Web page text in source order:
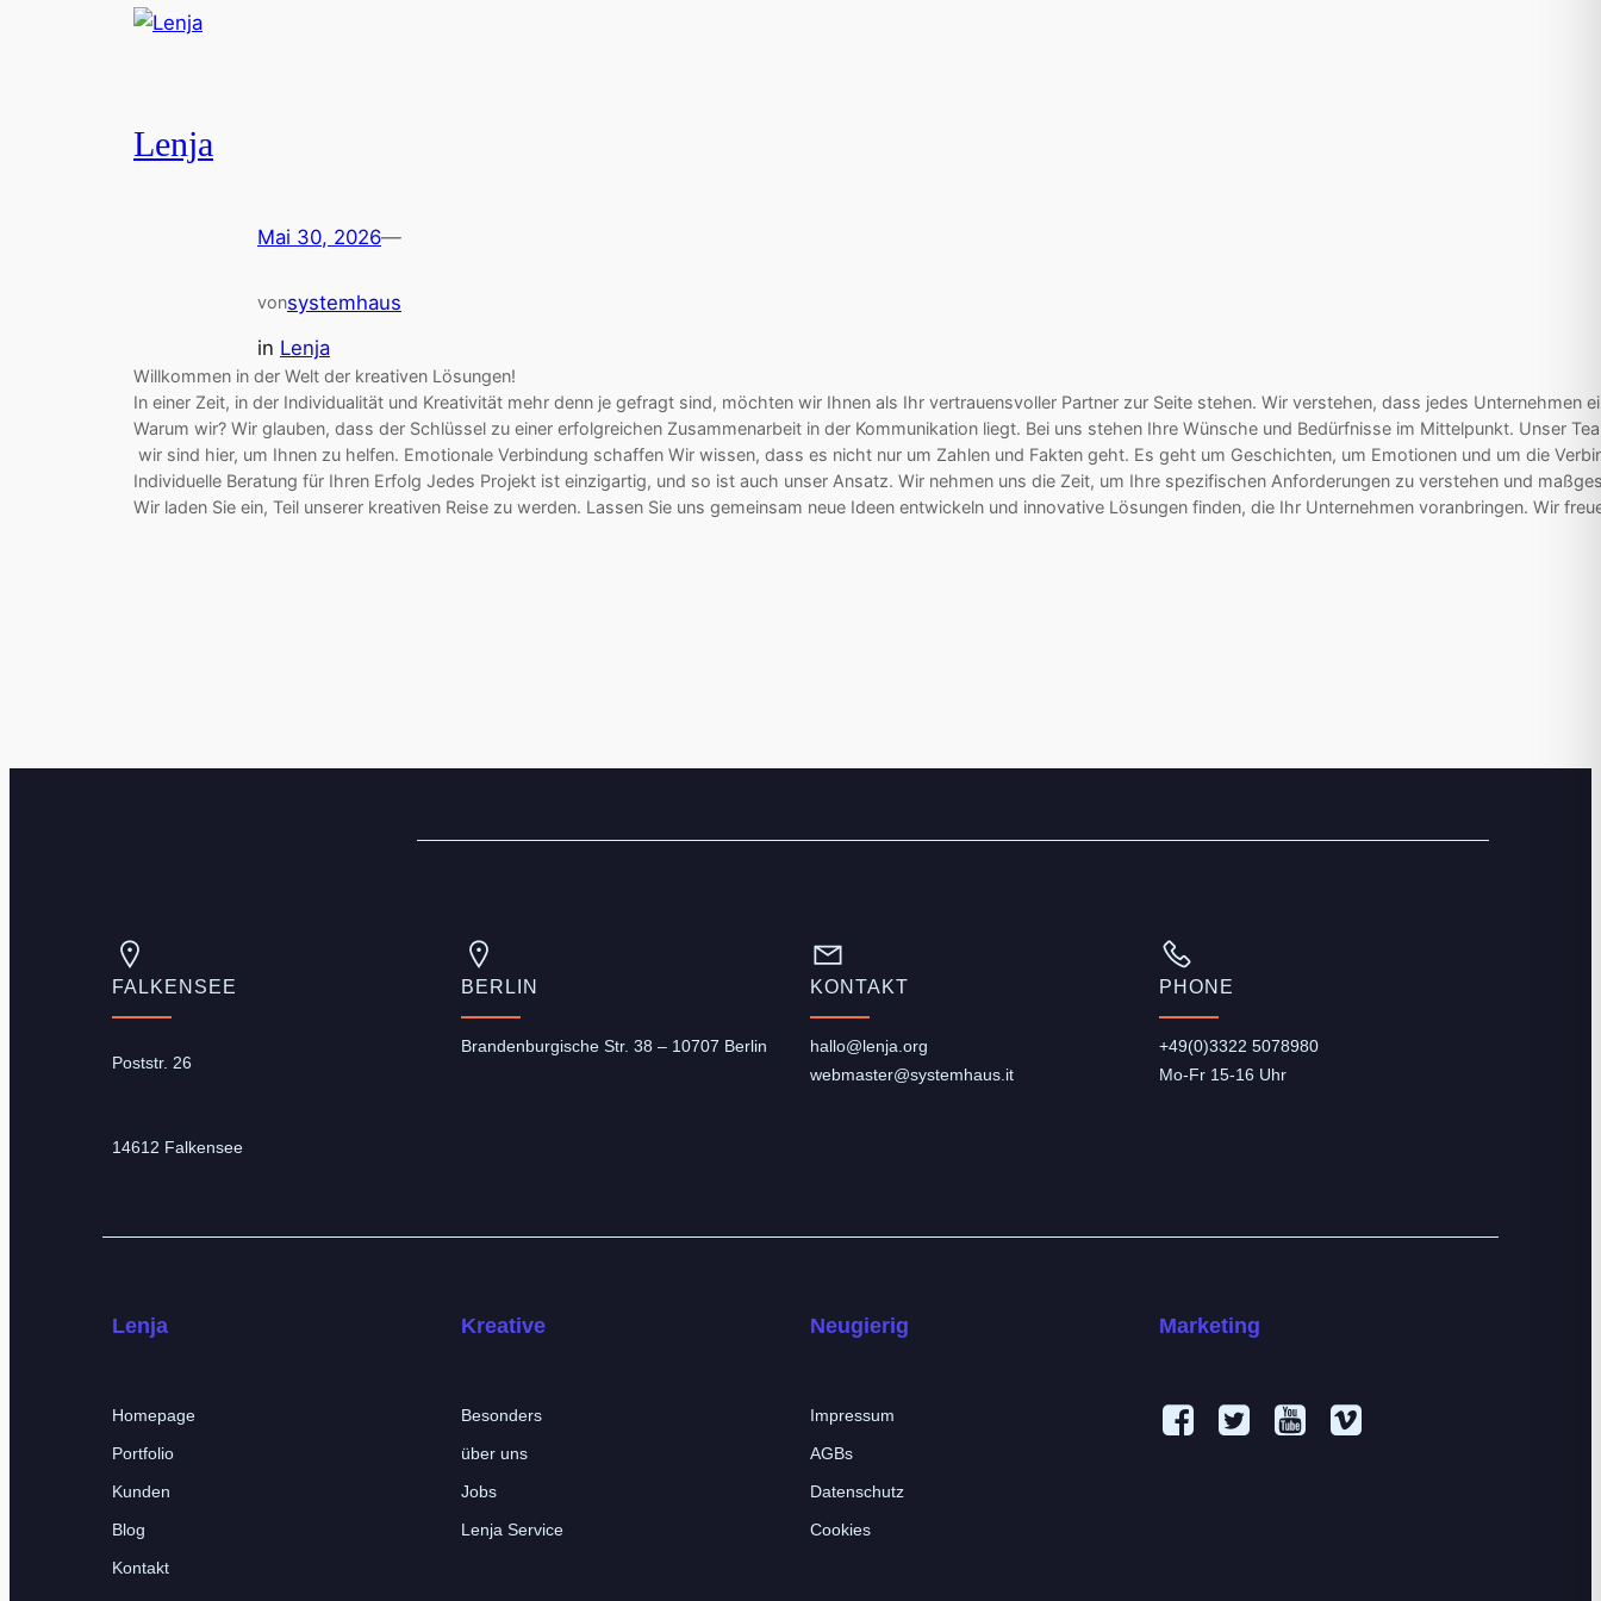
Lenja
Mai 30, 2026—
vonsystemhaus
in Lenja
Willkommen in der Welt der kreativen Lösungen!
In einer Zeit, in der Individualität und Kreativität mehr denn je gefragt sind, möchten wir Ihnen als Ihr vertrauensvoller Partner zur Seite stehen. Wir verstehen, dass jedes
Warum wir? Wir glauben, dass der Schlüssel zu einer erfolgreichen Zusammenarbeit in der Kommunikation liegt. Bei uns stehen Ihre Wünsche und Bedürfnisse im Mittelpunkt.
wir sind hier, um Ihnen zu helfen. Emotionale Verbindung schaffen Wir wissen, dass es nicht nur um Zahlen und Fakten geht. Es geht um Geschichten, um Emotionen und um die
Individuelle Beratung für Ihren Erfolg Jedes Projekt ist einzigartig, und so ist auch unser Ansatz. Wir nehmen uns die Zeit, um Ihre spezifischen Anforderungen zu verstehen und
Wir laden Sie ein, Teil unserer kreativen Reise zu werden. Lassen Sie uns gemeinsam neue Ideen entwickeln und innovative Lösungen finden, die Ihr Unternehmen voranbringen.
FALKENSEE
Poststr. 26
14612 Falkensee
BERLIN
Brandenburgische Str. 38 – 10707 Berlin
KONTAKT
hallo@lenja.org
webmaster@systemhaus.it
PHONE
+49(0)3322 5078980
Mo-Fr 15-16 Uhr
Lenja
Homepage
Portfolio
Kunden
Blog
Kontakt
Kreative
Besonders
über uns
Jobs
Lenja Service
Neugierig
Impressum
AGBs
Datenschutz
Cookies
Marketing